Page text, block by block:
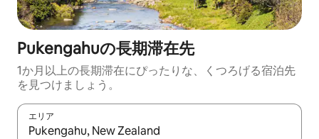
Pukengahuの長期滞在先
1か月以上の長期滞在にぴったりな、くつろげる宿泊先
を見つけましょう。
エリア
検索結果が表示されたら、上下の矢印キーを使って移動するか